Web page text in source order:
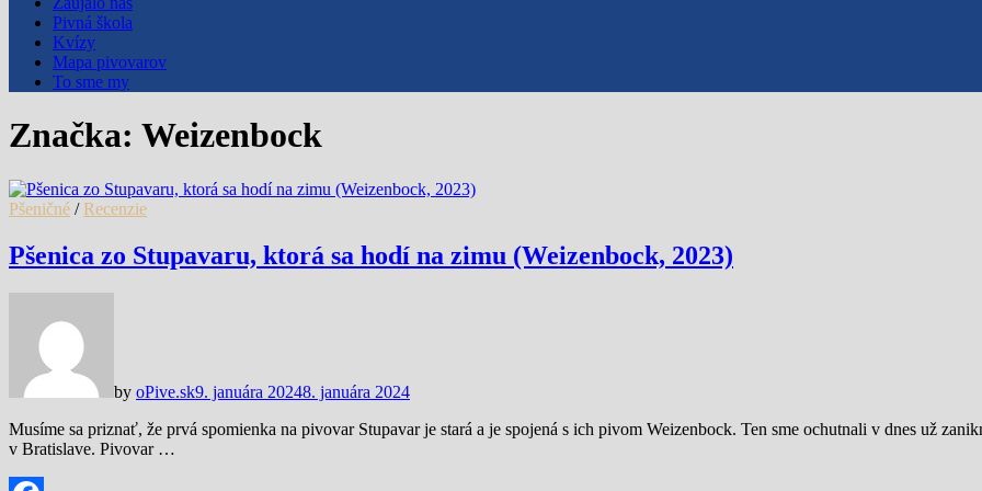
Pivná škola
Kvízy
Mapa pivovarov
To sme my
Značka: Weizenbock
Pšeničné / Recenzie
Pšenica zo Stupavaru, ktorá sa hodí na zimu (Weizenbock, 2023)
by oPive.sk9. januára 20248. januára 2024
Musíme sa priznať, že prvá spomienka na pivovar Stupavar je stará a je spojená s ich pivom Weizenbock. Ten sme ochutnali v dnes už
v Bratislave. Pivovar …